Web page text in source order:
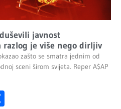
javnost
je više nego dirljiv
zašto se smatra jednim od
sceni širom svijeta. Reper A$AP